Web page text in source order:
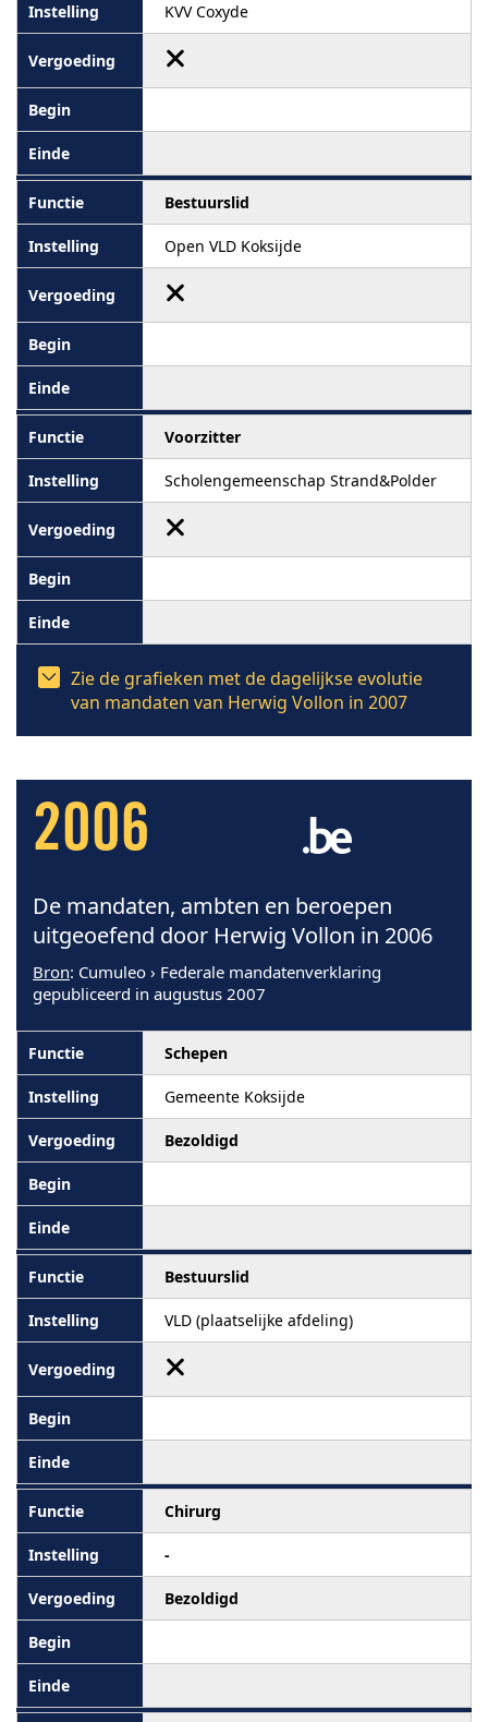
KVV Coxyde
Bestuurslid
Open VLD Koksijde
Voorzitter
Scholengemeenschap Strand&Polder
Zie de grafieken met de dagelijkse evolutie
van mandaten van Herwig Vollon in 2007
2006
De mandaten, ambten en beroepen
uitgeoefend door Herwig Vollon in 2006
Bron: Cumuleo › Federale mandatenverklaring
gepubliceerd in augustus 2007
Schepen
Gemeente Koksijde
Bezoldigd
Bestuurslid
VLD (plaatselijke afdeling)
Chirurg
-
Bezoldigd